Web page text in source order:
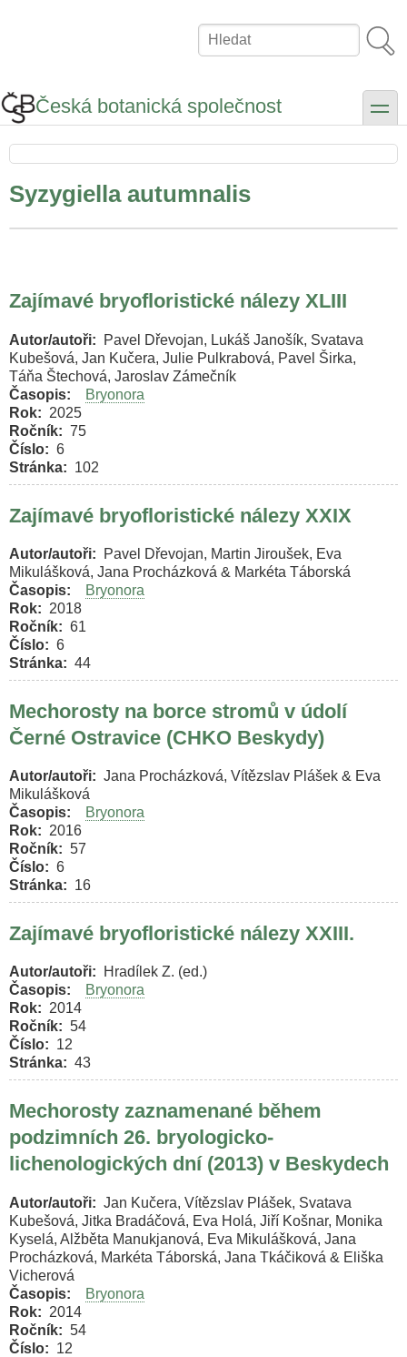
Hledat
Česká botanická společnost toggle
Syzygiella autumnalis
Zajímavé bryofloristické nálezy XLIII
Autor/autoři
Pavel Dřevojan, Lukáš Janošík, Svatava
Kubešová, Jan Kučera, Julie Pulkrabová, Pavel Širka,
Táňa Štechová, Jaroslav Zámečník
Časopis
Bryonora
Rok
2025
Ročník
75
Číslo
6
Stránka
102
Zajímavé bryofloristické nálezy XXIX
Autor/autoři
Pavel Dřevojan, Martin Jiroušek, Eva
Mikulášková, Jana Procházková & Markéta Táborská
Časopis
Bryonora
Rok
2018
Ročník
61
Číslo
6
Stránka
44
Mechorosty na borce stromů v údolí
Černé Ostravice (CHKO Beskydy)
Autor/autoři
Jana Procházková, Vítězslav Plášek & Eva
Mikulášková
Časopis
Bryonora
Rok
2016
Ročník
57
Číslo
6
Stránka
16
Zajímavé bryofloristické nálezy XXIII.
Autor/autoři
Hradílek Z. (ed.)
Časopis
Bryonora
Rok
2014
Ročník
54
Číslo
12
Stránka
43
Mechorosty zaznamenané během
podzimních 26. bryologicko-
lichenologických dní (2013) v Beskydech
Autor/autoři
Jan Kučera, Vítězslav Plášek, Svatava
Kubešová, Jitka Bradáčová, Eva Holá, Jiří Košnar, Monika
Kyselá, Alžběta Manukjanová, Eva Mikulášková, Jana
Procházková, Markéta Táborská, Jana Tkáčiková & Eliška
Vicherová
Časopis
Bryonora
Rok
2014
Ročník
54
Číslo
12